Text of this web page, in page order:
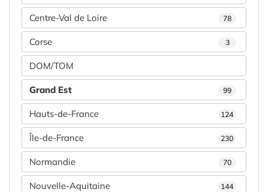
Centre-Val de Loire 78
Corse 3
DOM/TOM
Grand Est 99
Hauts-de-France 124
Île-de-France 230
Normandie 70
Nouvelle-Aquitaine 144